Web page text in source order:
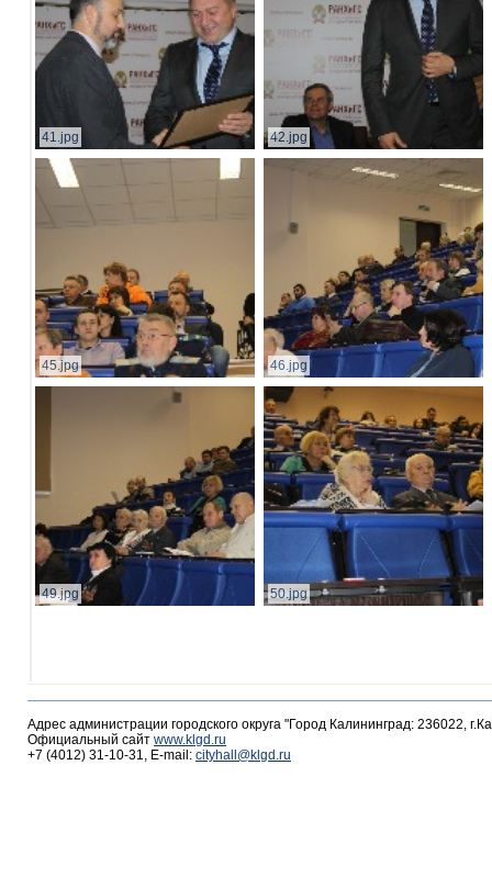
41.jpg 42.jpg
45.jpg 46.jpg
49.jpg 50.jpg
Адрес администрации городского округа "Город Калининград: 236022,
Официальный сайт www.klgd.ru
+7 (4012) 31-10-31, E-mail: cityhall@klgd.ru